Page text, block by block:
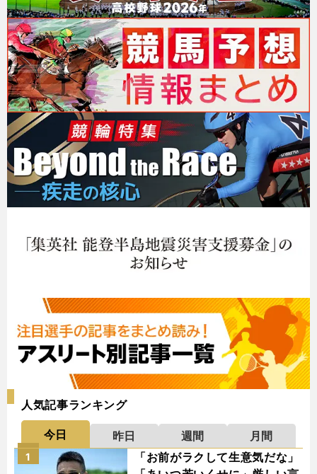
人気記事ランキング
今日 昨日 週間
月間
「お前がラクして生意気だな」
1